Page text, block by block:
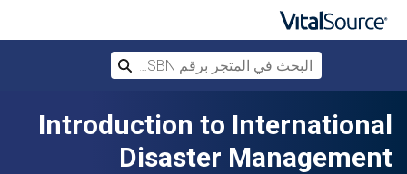
تخطي إلى المحتوى الرئيسي
Introduction to International
Disaster Management